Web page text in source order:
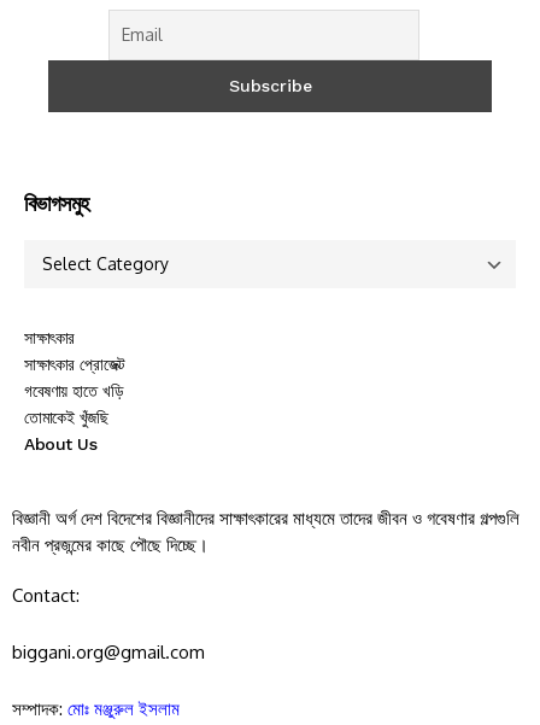
বিভাগসমুহ
সাক্ষাৎকার
সাক্ষাৎকার প্রোজেক্ট
গবেষণায় হাতে খড়ি
তোমাকেই খুঁজছি
About Us
বিজ্ঞানী অর্গ দেশ বিদেশের বিজ্ঞানীদের সাক্ষাৎকারের মাধ্যমে তাদের জীবন ও গবেষণার গল্পগুলি
নবীন প্রজন্মের কাছে পৌছে দিচ্ছে।
Contact:
biggani.org@gmail.com
সম্পাদক: মোঃ মঞ্জুরুল ইসলাম